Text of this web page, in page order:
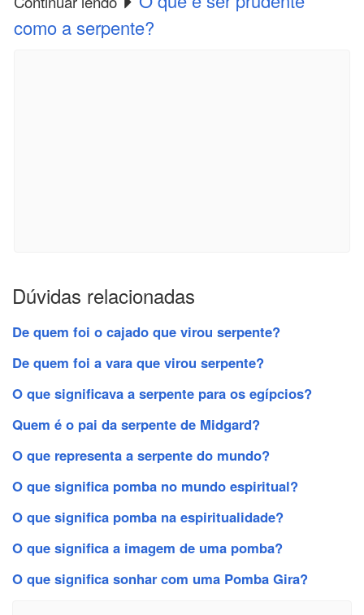
como a serpente?
Dúvidas relacionadas
De quem foi o cajado que virou serpente?
De quem foi a vara que virou serpente?
O que significava a serpente para os egípcios?
Quem é o pai da serpente de Midgard?
O que representa a serpente do mundo?
O que significa pomba no mundo espiritual?
O que significa pomba na espiritualidade?
O que significa a imagem de uma pomba?
O que significa sonhar com uma Pomba Gira?